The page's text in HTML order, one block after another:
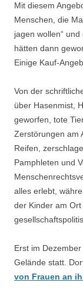
Mit diesem
Menschen, die
jagen wollen“
hätten dann
Einige Kauf-
Von der
über Hasenmist,
geworfen, tote
Zerstörungen am
Reifen,
Pamphleten und
alles erlebt,
der Kinder am
Erst im
Gelände statt.
von Frauen an